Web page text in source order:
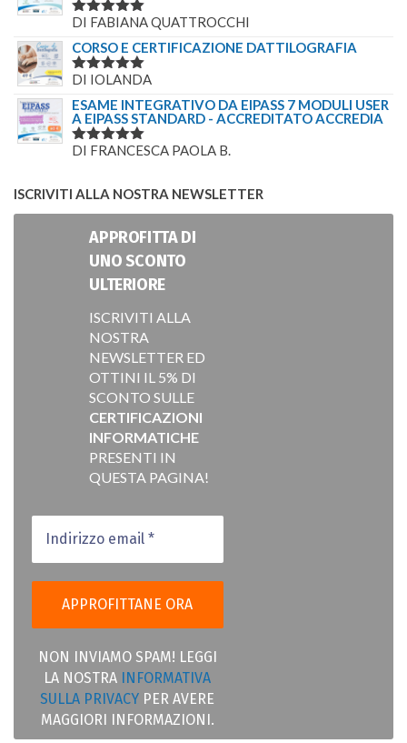
VALUTATO
DI FABIANA QUATTROCCHI
CORSO E CERTIFICAZIONE DATTILOGRAFIA
VALUTATO
DI IOLANDA
ESAME INTEGRATIVO DA EIPASS 7 MODULI USER
A EIPASS STANDARD - ACCREDITATO ACCREDIA
VALUTATO
DI FRANCESCA PAOLA B.
ISCRIVITI ALLA NOSTRA NEWSLETTER
APPROFITTA DI
UNO SCONTO
ULTERIORE
ISCRIVITI ALLA
NOSTRA
NEWSLETTER ED
OTTINI IL 5% DI
SCONTO SULLE
CERTIFICAZIONI
INFORMATICHE
PRESENTI IN
QUESTA PAGINA!
NON INVIAMO SPAM! LEGGI
LA NOSTRA
INFORMATIVA
SULLA PRIVACY PER AVERE
MAGGIORI INFORMAZIONI.